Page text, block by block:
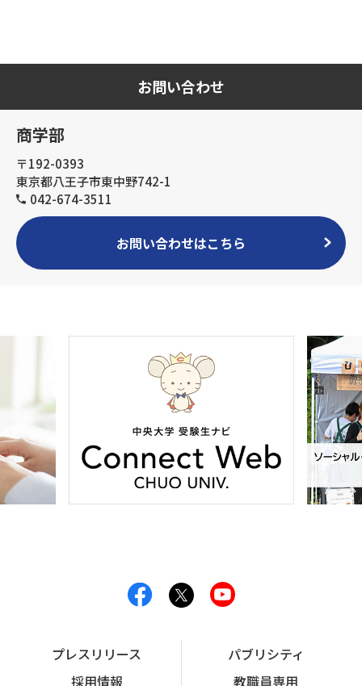
お問い合わせ
商学部
〒192-0393
東京都八王子市東中野742-1
042-674-3511
お問い合わせはこちら
プレスリリース
パブリシティ
採用情報
教職員専用